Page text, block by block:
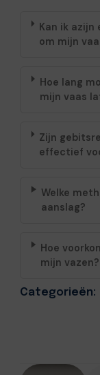
Kan ik azijn
om mijn
Hoe lang
mijn vaas
Zijn
effectief
Welke
aanslag?
Hoe
mijn vazen?
Categorieën: